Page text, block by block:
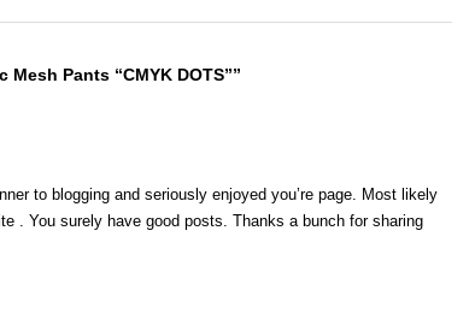
Pants “CMYK DOTS””
to blogging and seriously enjoyed you’re page. Most likely
. You surely have good posts. Thanks a bunch for sharing